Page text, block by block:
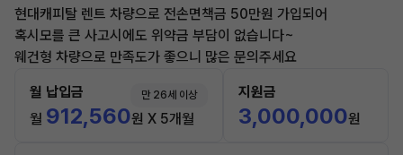
현대캐피탈 렌트 차량으로 전손면책금 50만원 가입되어
혹시모를 큰 사고시에도 위약금 부담이 없습니다~
웨건형 차량으로 만족도가 좋으니 많은 문의주세요
월 납입금 만 26세 이상
월 912,560원 X 5개월
지원금
3,000,000원